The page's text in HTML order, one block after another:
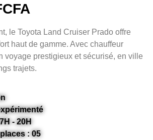
le Toyota Land Cruiser Prado offre
haut de gamme. Avec chauffeur
voyage prestigieux et sécurisé, en ville
trajets.
- 20H
: 05